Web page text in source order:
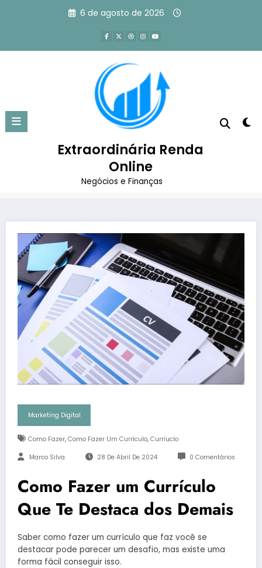
6 de agosto de 2026
Extraordinária Renda
Online
Negócios e Finanças
Como Fazer um Currículo Que Te
Destaca dos Demais
Página inicial
Marketing Digital
Como Fazer um Currículo Que Te Destaca dos Demais
Marketing Digital
Como Fazer, Como Fazer Um Currículo, Curríuclo
Marco Silva 28 De Abril De 2024 0 Comentários
Como Fazer um Currículo
Que Te Destaca dos Demais
Saber como fazer um currículo que faz você se
destacar pode parecer um desafio, mas existe uma
forma fácil conseguir isso.